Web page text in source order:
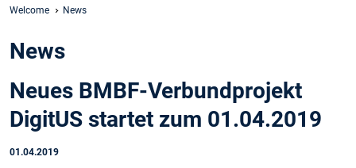
Welcome News
News
Neues BMBF-Verbundprojekt
DigitUS startet zum 01.04.2019
01.04.2019